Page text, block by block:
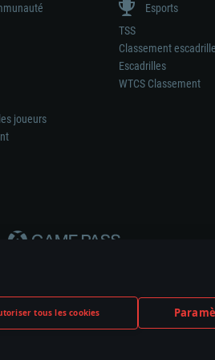
tous les cookies
joueurs
Esports
TSS
Classement
Escadrilles
WTCS Classement
de tout fabricant d’armes ou de véhicule.